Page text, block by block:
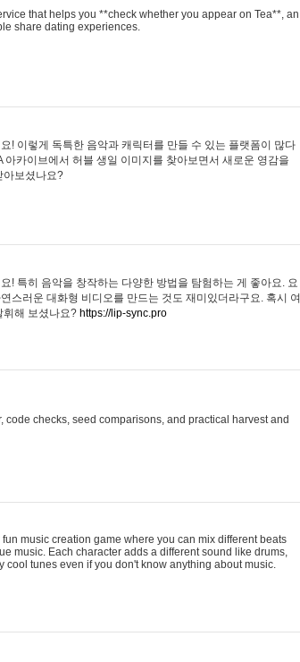
that helps you **check whether you appear on Tea**, an
share dating experiences.
! 이렇게 독특한 음악과 캐릭터를 만들 수 있는 플랫폼이 많다
아카이브에서 허블 생일 이미지를 찾아보면서 새로운 영감을
아보셨나요?
! 특히 음악을 창작하는 다양한 방법을 탐험하는 게 좋아요. 요
스러운 대화형 비디오를 만드는 것도 재미있더라구요. 혹시 여
휘해 보셨나요? https://lip-sync.pro
checks, seed comparisons, and practical harvest and
fun music creation game where you can mix different beats
music. Each character adds a different sound like drums,
cool tunes even if you don't know anything about music.